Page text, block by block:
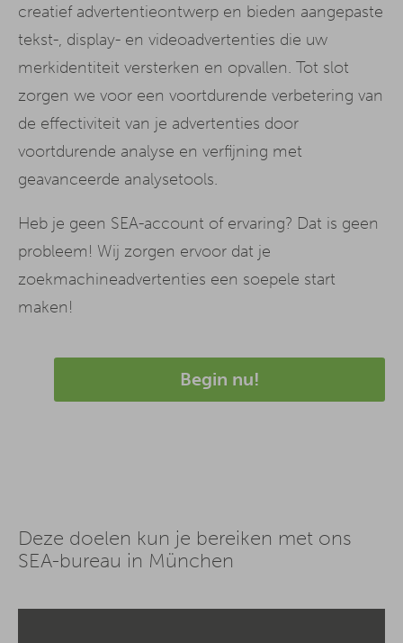
creatief advertentieontwerp en bieden aangepaste
tekst-, display- en videoadvertenties die uw
merkidentiteit versterken en opvallen. Tot slot
zorgen we voor een voortdurende verbetering van
de effectiviteit van je advertenties door
voortdurende analyse en verfijning met
geavanceerde analysetools.
Heb je geen SEA-account of ervaring? Dat is geen
probleem! Wij zorgen ervoor dat je
zoekmachineadvertenties een soepele start
maken!
Begin nu!
Deze doelen kun je bereiken met ons
SEA-bureau in München